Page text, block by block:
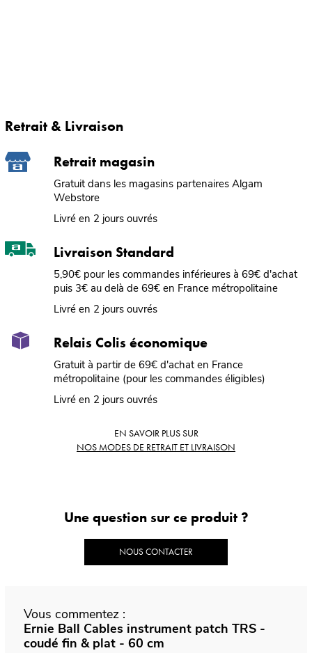
Retrait & Livraison
Retrait magasin
Gratuit dans les magasins partenaires Algam
Webstore
Livré en 2 jours ouvrés
Livraison Standard
5,90€ pour les commandes inférieures à 69€ d'achat
puis 3€ au delà de 69€ en France métropolitaine
Livré en 2 jours ouvrés
Relais Colis économique
Gratuit à partir de 69€ d'achat en France
métropolitaine (pour les commandes éligibles)
Livré en 2 jours ouvrés
EN SAVOIR PLUS SUR
NOS MODES DE RETRAIT ET LIVRAISON
Une question sur ce produit ?
NOUS CONTACTER
Vous commentez :
Ernie Ball Cables instrument patch TRS -
coudé fin & plat - 60 cm